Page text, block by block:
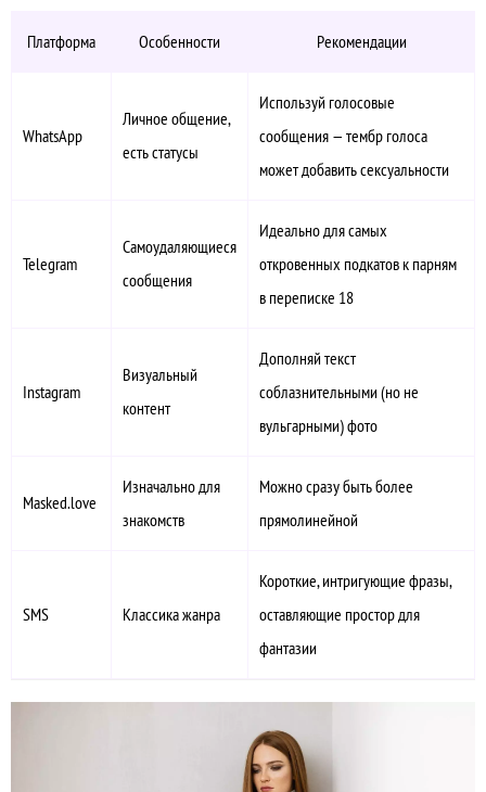
Платформа Особенности Рекомендации
WhatsApp
Личное общение,
есть статусы
Используй голосовые
сообщения — тембр голоса
может добавить сексуальности
Telegram
Самоудаляющиеся
сообщения
Идеально для самых
откровенных подкатов к парням
в переписке 18
Instagram
Визуальный
контент
Дополняй текст
соблазнительными (но не
вульгарными) фото
Masked.love
Изначально для
знакомств
Можно сразу быть более
прямолинейной
SMS Классика жанра
Короткие, интригующие фразы,
оставляющие простор для
фантазии